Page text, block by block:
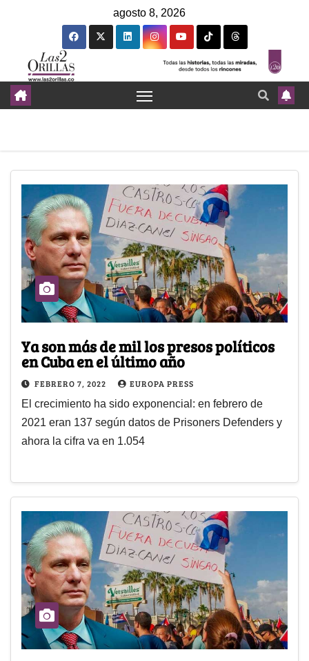
agosto 8, 2026
Ya son más de mil los presos políticos
en Cuba en el último año
FEBRERO 7, 2022 EUROPA PRESS
El crecimiento ha sido exponencial: en febrero de
2021 eran 137 según datos de Prisoners Defenders y
ahora la cifra va en 1.054